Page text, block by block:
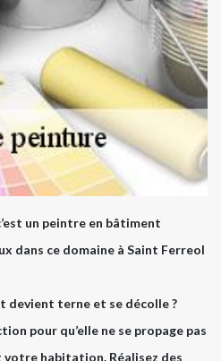
un peintre en bâtiment
dans ce domaine à Saint Ferreol
devient terne et se décolle ?
pour qu’elle ne se propage pas
habitation. Réalisez des